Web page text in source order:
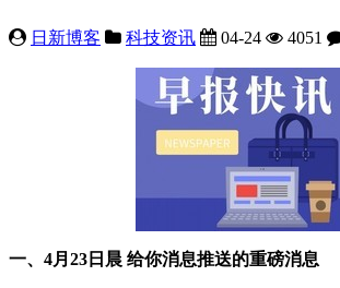
日新博客 科技资讯 04-24 4051
一、4月23日晨 给你消息推送的重磅消息